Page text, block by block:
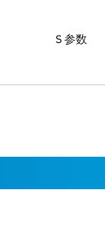
S 参数